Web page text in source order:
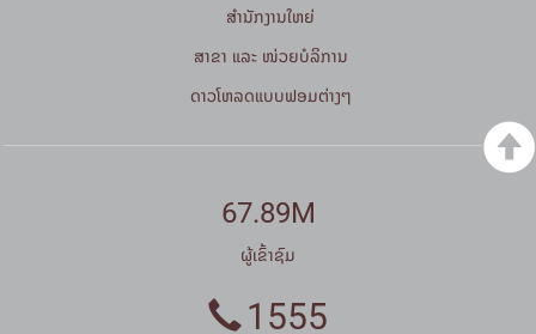
ສໍານັກງານໃຫຍ່
ສາຂາ ແລະ ໜ່ວຍບໍລິການ
ດາວໂຫລດແບບຟອມຕ່າງໆ
67.89M
ຜູ້ເຂົ້າຊົມ
1555